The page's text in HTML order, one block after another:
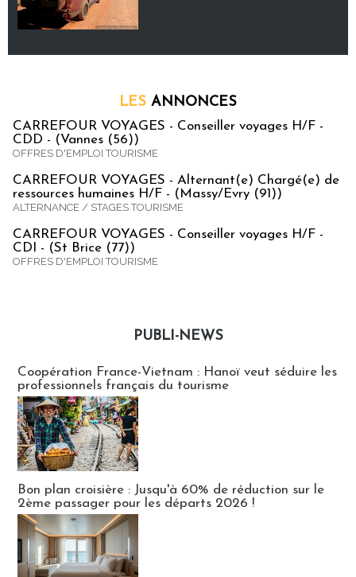
LES ANNONCES
CARREFOUR VOYAGES - Conseiller voyages H/F -
CDD - (Vannes (56))
OFFRES D'EMPLOI TOURISME
CARREFOUR VOYAGES - Alternant(e) Chargé(e) de
ressources humaines H/F - (Massy/Evry (91))
ALTERNANCE / STAGES TOURISME
CARREFOUR VOYAGES - Conseiller voyages H/F -
CDI - (St Brice (77))
OFFRES D'EMPLOI TOURISME
PUBLI-NEWS
Coopération France-Vietnam : Hanoï veut séduire les
professionnels français du tourisme
Bon plan croisière : Jusqu'à 60% de réduction sur le
2ème passager pour les départs 2026 !